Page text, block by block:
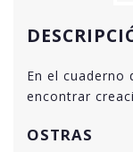
En el cuaderno
encontrar
OSTRAS